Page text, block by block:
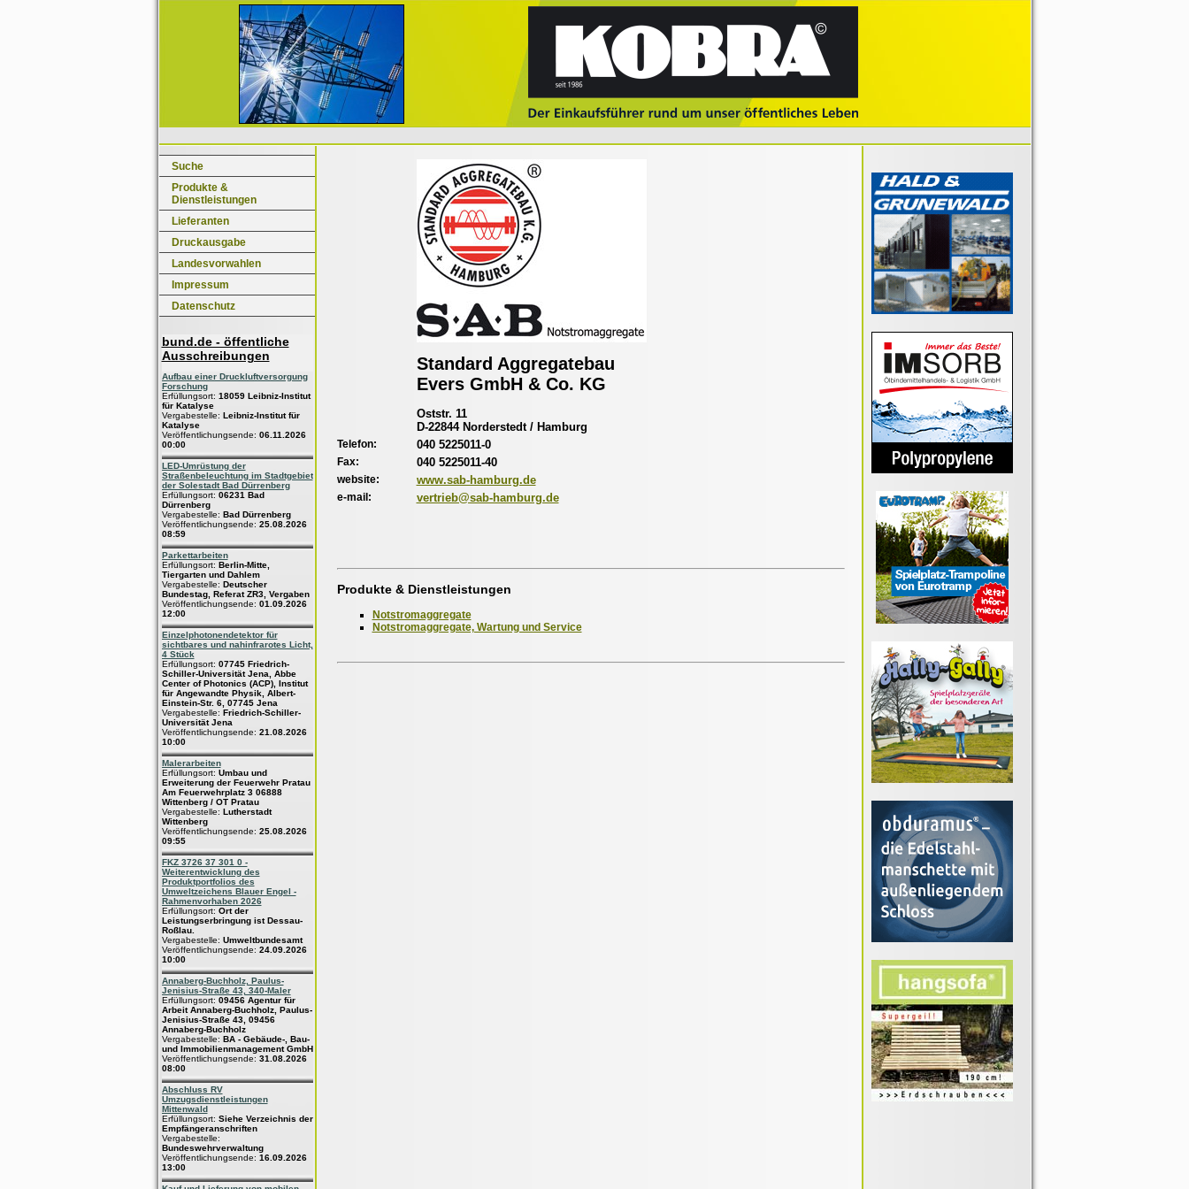
Suche
Produkte &
Dienstleistungen
Lieferanten
Druckausgabe
Landesvorwahlen
Impressum
Datenschutz
bund.de - öffentliche
Ausschreibungen
Aufbau einer Druckluftversorgung
Forschung
Erfüllungsort: 18059 Leibniz-Institut
für Katalyse
Vergabestelle: Leibniz-Institut für
Katalyse
Veröffentlichungsende: 06.11.2026
00:00
LED-Umrüstung der
Straßenbeleuchtung im Stadtgebiet
der Solestadt Bad Dürrenberg
Erfüllungsort: 06231 Bad
Dürrenberg
Vergabestelle: Bad Dürrenberg
Veröffentlichungsende: 25.08.2026
08:59
Parkettarbeiten
Erfüllungsort: Berlin-Mitte,
Tiergarten und Dahlem
Vergabestelle: Deutscher
Bundestag, Referat ZR3, Vergaben
Veröffentlichungsende: 01.09.2026
12:00
Einzelphotonendetektor für
sichtbares und nahinfrarotes Licht,
4 Stück
Erfüllungsort: 07745 Friedrich-
Schiller-Universität Jena, Abbe
Center of Photonics (ACP), Institut
für Angewandte Physik, Albert-
Einstein-Str. 6, 07745 Jena
Vergabestelle: Friedrich-Schiller-
Universität Jena
Veröffentlichungsende: 21.08.2026
10:00
Malerarbeiten
Erfüllungsort: Umbau und
Erweiterung der Feuerwehr Pratau
Am Feuerwehrplatz 3 06888
Wittenberg / OT Pratau
Vergabestelle: Lutherstadt
Wittenberg
Veröffentlichungsende: 25.08.2026
09:55
FKZ 3726 37 301 0 -
Weiterentwicklung des
Produktportfolios des
Umweltzeichens Blauer Engel -
Rahmenvorhaben 2026
Erfüllungsort: Ort der
Leistungserbringung ist Dessau-
Roßlau.
Vergabestelle: Umweltbundesamt
Veröffentlichungsende: 24.09.2026
10:00
Annaberg-Buchholz, Paulus-
Jenisius-Straße 43, 340-Maler
Erfüllungsort: 09456 Agentur für
Arbeit Annaberg-Buchholz, Paulus-
Jenisius-Straße 43, 09456
Annaberg-Buchholz
Vergabestelle: BA - Gebäude-, Bau-
und Immobilienmanagement GmbH
Veröffentlichungsende: 31.08.2026
08:00
Abschluss RV
Umzugsdienstleistungen
Mittenwald
Erfüllungsort: Siehe Verzeichnis der
Empfängeranschriften
Vergabestelle:
Bundeswehrverwaltung
Veröffentlichungsende: 16.09.2026
13:00
Standard Aggregatebau
Evers GmbH & Co. KG
Oststr. 11
D-22844 Norderstedt / Hamburg
Telefon: 040 5225011-0
Fax: 040 5225011-40
website: www.sab-hamburg.de
e-mail: vertrieb@sab-hamburg.de
Produkte & Dienstleistungen
Notstromaggregate
Notstromaggregate, Wartung und Service